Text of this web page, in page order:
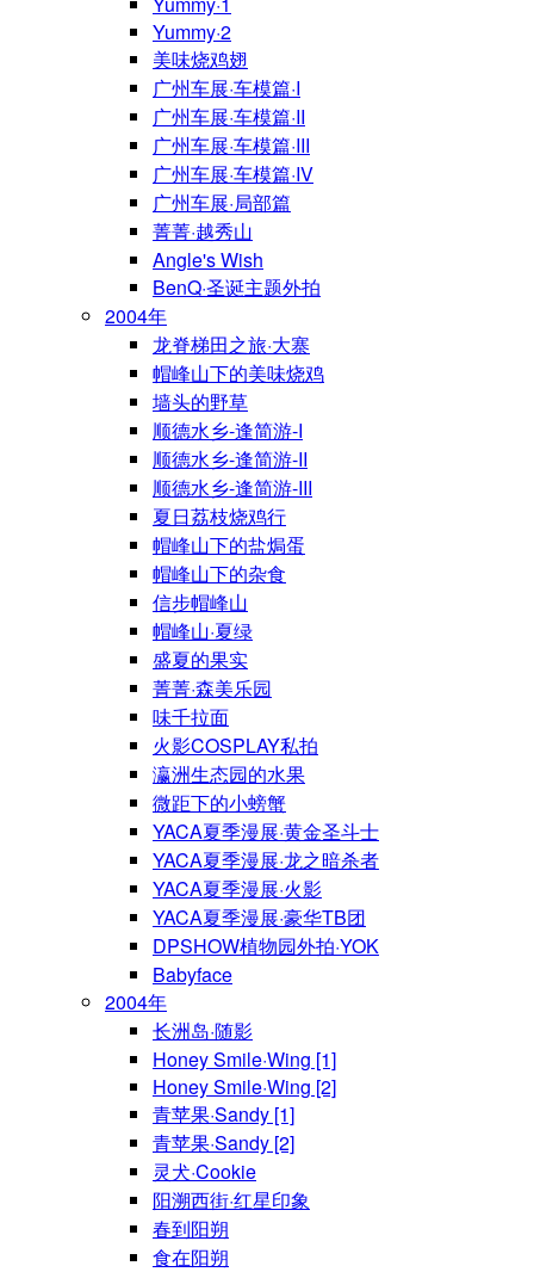
Yummy·2
美味烧鸡翅
广州车展·车模篇·I
广州车展·车模篇·II
广州车展·车模篇·III
广州车展·车模篇·IV
广州车展·局部篇
菁菁·越秀山
Angle's Wish
BenQ·圣诞主题外拍
2004年
龙脊梯田之旅·大寨
帽峰山下的美味烧鸡
墙头的野草
顺德水乡-逢简游-I
顺德水乡-逢简游-II
顺德水乡-逢简游-III
夏日荔枝烧鸡行
帽峰山下的盐焗蛋
帽峰山下的杂食
信步帽峰山
帽峰山·夏绿
盛夏的果实
菁菁·森美乐园
味千拉面
火影COSPLAY私拍
瀛洲生态园的水果
微距下的小螃蟹
YACA夏季漫展·黄金圣斗士
YACA夏季漫展·龙之暗杀者
YACA夏季漫展·火影
YACA夏季漫展·豪华TB团
DPSHOW植物园外拍·YOK
Babyface
2004年
长洲岛·随影
Honey Smile·Wing [1]
Honey Smile·Wing [2]
青苹果·Sandy [1]
青苹果·Sandy [2]
灵犬·Cookie
阳溯西街·红星印象
春到阳朔
食在阳朔